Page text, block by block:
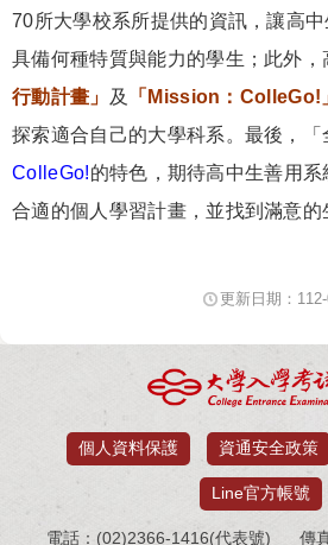
70所大學校系所提供的資訊，讓高
具備何種特質與能力的學生；此外，
行動計畫」
及 「Mission：ColleGo!
探索適合自己的大學科系。最後，
ColleGo!的特色，期待高中生善用
合適的個人學習計畫，並找到滿意的
更新日期：
個人資料保護 資通安全政策
Line官方帳號
電話：(02)2366-1416(代表號) 傳